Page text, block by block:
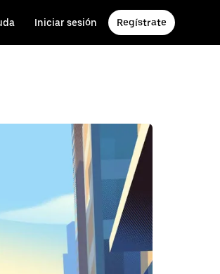
Iniciar sesión Regístrate